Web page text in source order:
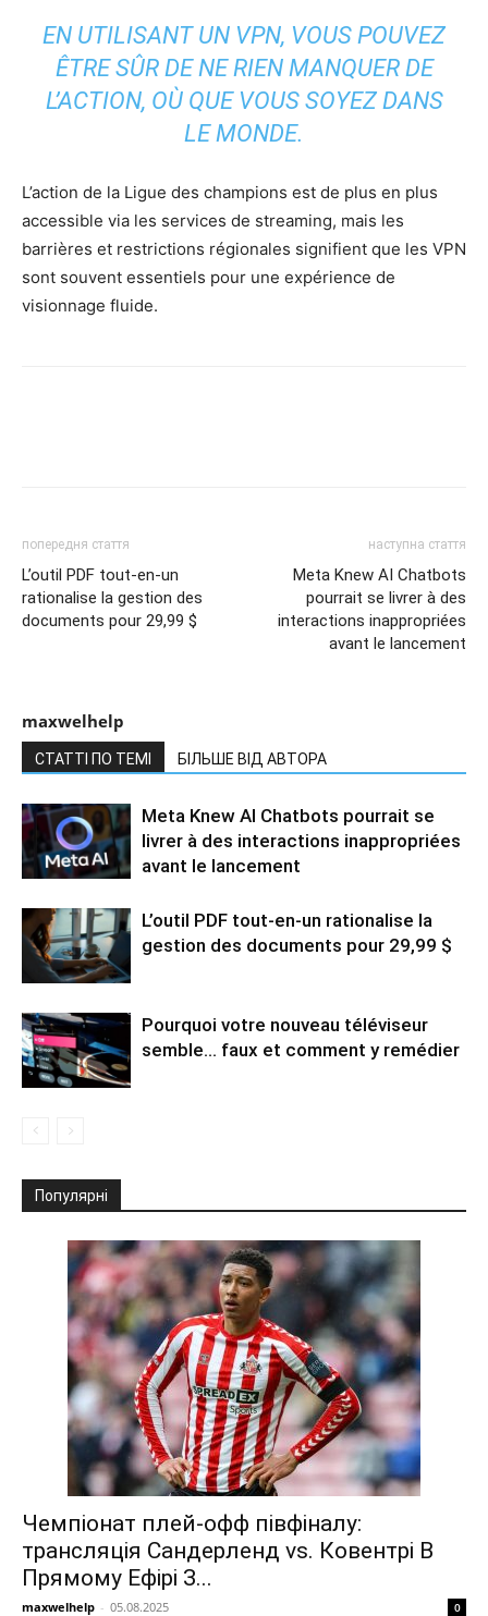
EN UTILISANT UN VPN, VOUS POUVEZ
ÊTRE SÛR DE NE RIEN MANQUER DE
L’ACTION, OÙ QUE VOUS SOYEZ DANS
LE MONDE.
L’action de la Ligue des champions est de plus en plus
accessible via les services de streaming, mais les
barrières et restrictions régionales signifient que les VPN
sont souvent essentiels pour une expérience de
visionnage fluide.
попередня стаття
L’outil PDF tout-en-un
rationalise la gestion des
documents pour 29,99 $
наступна стаття
Meta Knew AI Chatbots
pourrait se livrer à des
interactions inappropriées
avant le lancement
maxwelhelp
СТАТТІ ПО ТЕМІ БІЛЬШЕ ВІД АВТОРА
Meta Knew AI Chatbots pourrait se
livrer à des interactions inappropriées
avant le lancement
L’outil PDF tout-en-un rationalise la
gestion des documents pour 29,99 $
Pourquoi votre nouveau téléviseur
semble… faux et comment y remédier
Популярні
Чемпіонат плей-офф півфіналу:
трансляція Сандерленд vs. Ковентрі В
Прямому Ефірі З...
maxwelhelp - 05.08.2025 0